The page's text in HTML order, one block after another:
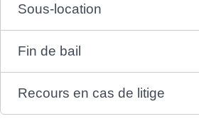
Sous-location
Fin de bail
Recours en cas de litige